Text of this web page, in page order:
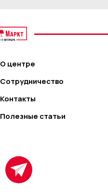
О центре
Сотрудничество
Контакты
Полезные статьи